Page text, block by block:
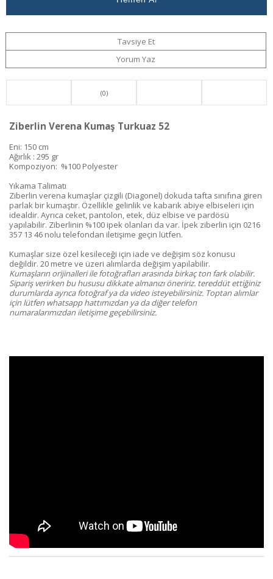
Tavsiye Et
Yorum Yaz
(0)
Ziberlin Verena Kumaş Turkuaz 52
Eni: 150 cm
Ağırlık : 295 gr
Kompoziyon: %100 Polyester
Yıkama Talimatı
Ziberlin verena kumaşlar çizgili (Diagonel) dokuda tafta sınıfına giren
parlak bir kumaştır. Özellikle gelinlik ve kabarık abiye elbiseleri için
idealdir. Ayrıca ceket, pantolon, etek, düz elbise ve pardösü
yapılabilir. Ziberlinin %100 ipek olanları da var. İpek ziberlin için 0216
357 13 46 nolu telefondan iletişime geçin lütfen.
Kumaşlar size özel kesileceği için iade ve değişim söz konusu
değildir. 20 metre ve üzeri alımlarda değişim yapılabilir.
Kumaşların orijinalleri ile fotoğrafları arasında birkaç ton fark olabilir.
Sipariş verirken bu hususu dikkate almanızı öneririz. tereddüt ettiğiniz
durumlarda ayrıca fotoğraf ya da video isteyebilirsiniz. Toptan alımlar
için lütfen whatsapp hattımızdan ya da diğer telefon
numaralarımızdan iletişime geçebilirsiniz.